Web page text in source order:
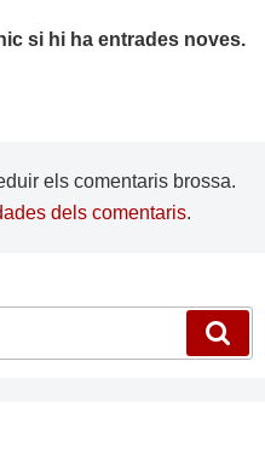
si hi ha entrades noves.
els comentaris brossa.
dels comentaris.